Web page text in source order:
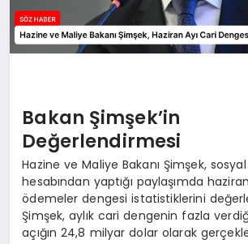
Bakan Şimşek’in
Değerlendirmesi
Hazine ve Maliye Bakanı Şimşek,
hesabından yaptığı paylaşımda
ödemeler dengesi istatistiklerini
Şimşek, aylık cari dengenin fazla
açığın 24,8 milyar dolar olarak